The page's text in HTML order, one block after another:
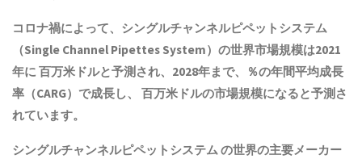
コロナ禍によって、シングルチャンネルピペットシステム
（Single Channel Pipettes System）の世界市場規模は2021
年に 百万米ドルと予測され、2028年まで、％の年間平均成長
率（CARG）で成長し、 百万米ドルの市場規模になると予測さ
れています。
シングルチャンネルピペットシステム の世界の主要メーカー